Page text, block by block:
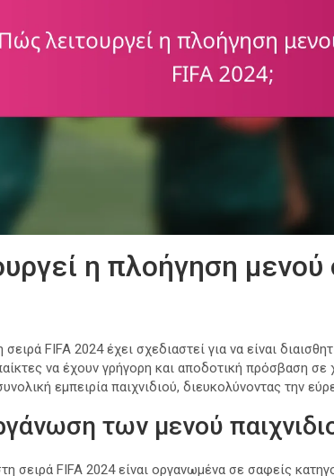
η πλοήγηση μενού
FIFA 2024 έχει σχεδιαστεί για να είναι
να έχουν γρήγορη και αποδοτική πρόσβαση σε
εμπειρία παιχνιδιού, διευκολύνοντας την
των μενού
σειρά FIFA 2024 είναι οργανωμένα σε σαφείς